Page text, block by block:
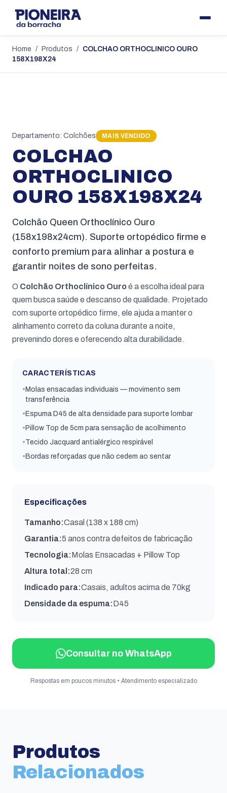
Home / Produtos / COLCHAO ORTHOCLINICO OURO
158X198X24
Departamento: Colchões MAIS VENDIDO
COLCHAO
ORTHOCLINICO
OURO 158X198X24
Colchão Queen Orthoclínico Ouro
(158x198x24cm). Suporte ortopédico firme e
conforto premium para alinhar a postura e
garantir noites de sono perfeitas.
O Colchão Orthoclínico Ouroé a escolha ideal para
quem busca saúde e descanso de qualidade. Projetado
com suporte ortopédico firme, ele ajuda a manter o
alinhamento correto da coluna durante a noite,
prevenindo dores e oferecendo alta durabilidade.
CARACTERÍSTICAS
• Molas ensacadas individuais — movimento sem
transferência
• Espuma D45 de alta densidade para suporte lombar
• Pillow Top de 5cm para sensação de acolhimento
•Tecido Jacquard antialérgico respirável
• Bordas reforçadas que não cedem ao sentar
Especificações
Tamanho:Casal (138 x 188 cm)
Garantia:5 anos contra defeitos de fabricação
Tecnologia:Molas Ensacadas + Pillow Top
Altura total :28 cm
Indicado para:Casais, adultos acima de 70kg
Densidade da espuma:D45
Consultar no WhatsApp
Respostas em poucos minutos • Atendimento especializado
Produtos
Relacionados